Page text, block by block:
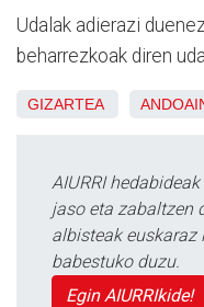
Udalak adierazi
beharrezkoak diren
GIZARTEA
AIURRI
jaso eta zabaltzen
albisteak
babestuko duzu.
Egin AIURRIkide!